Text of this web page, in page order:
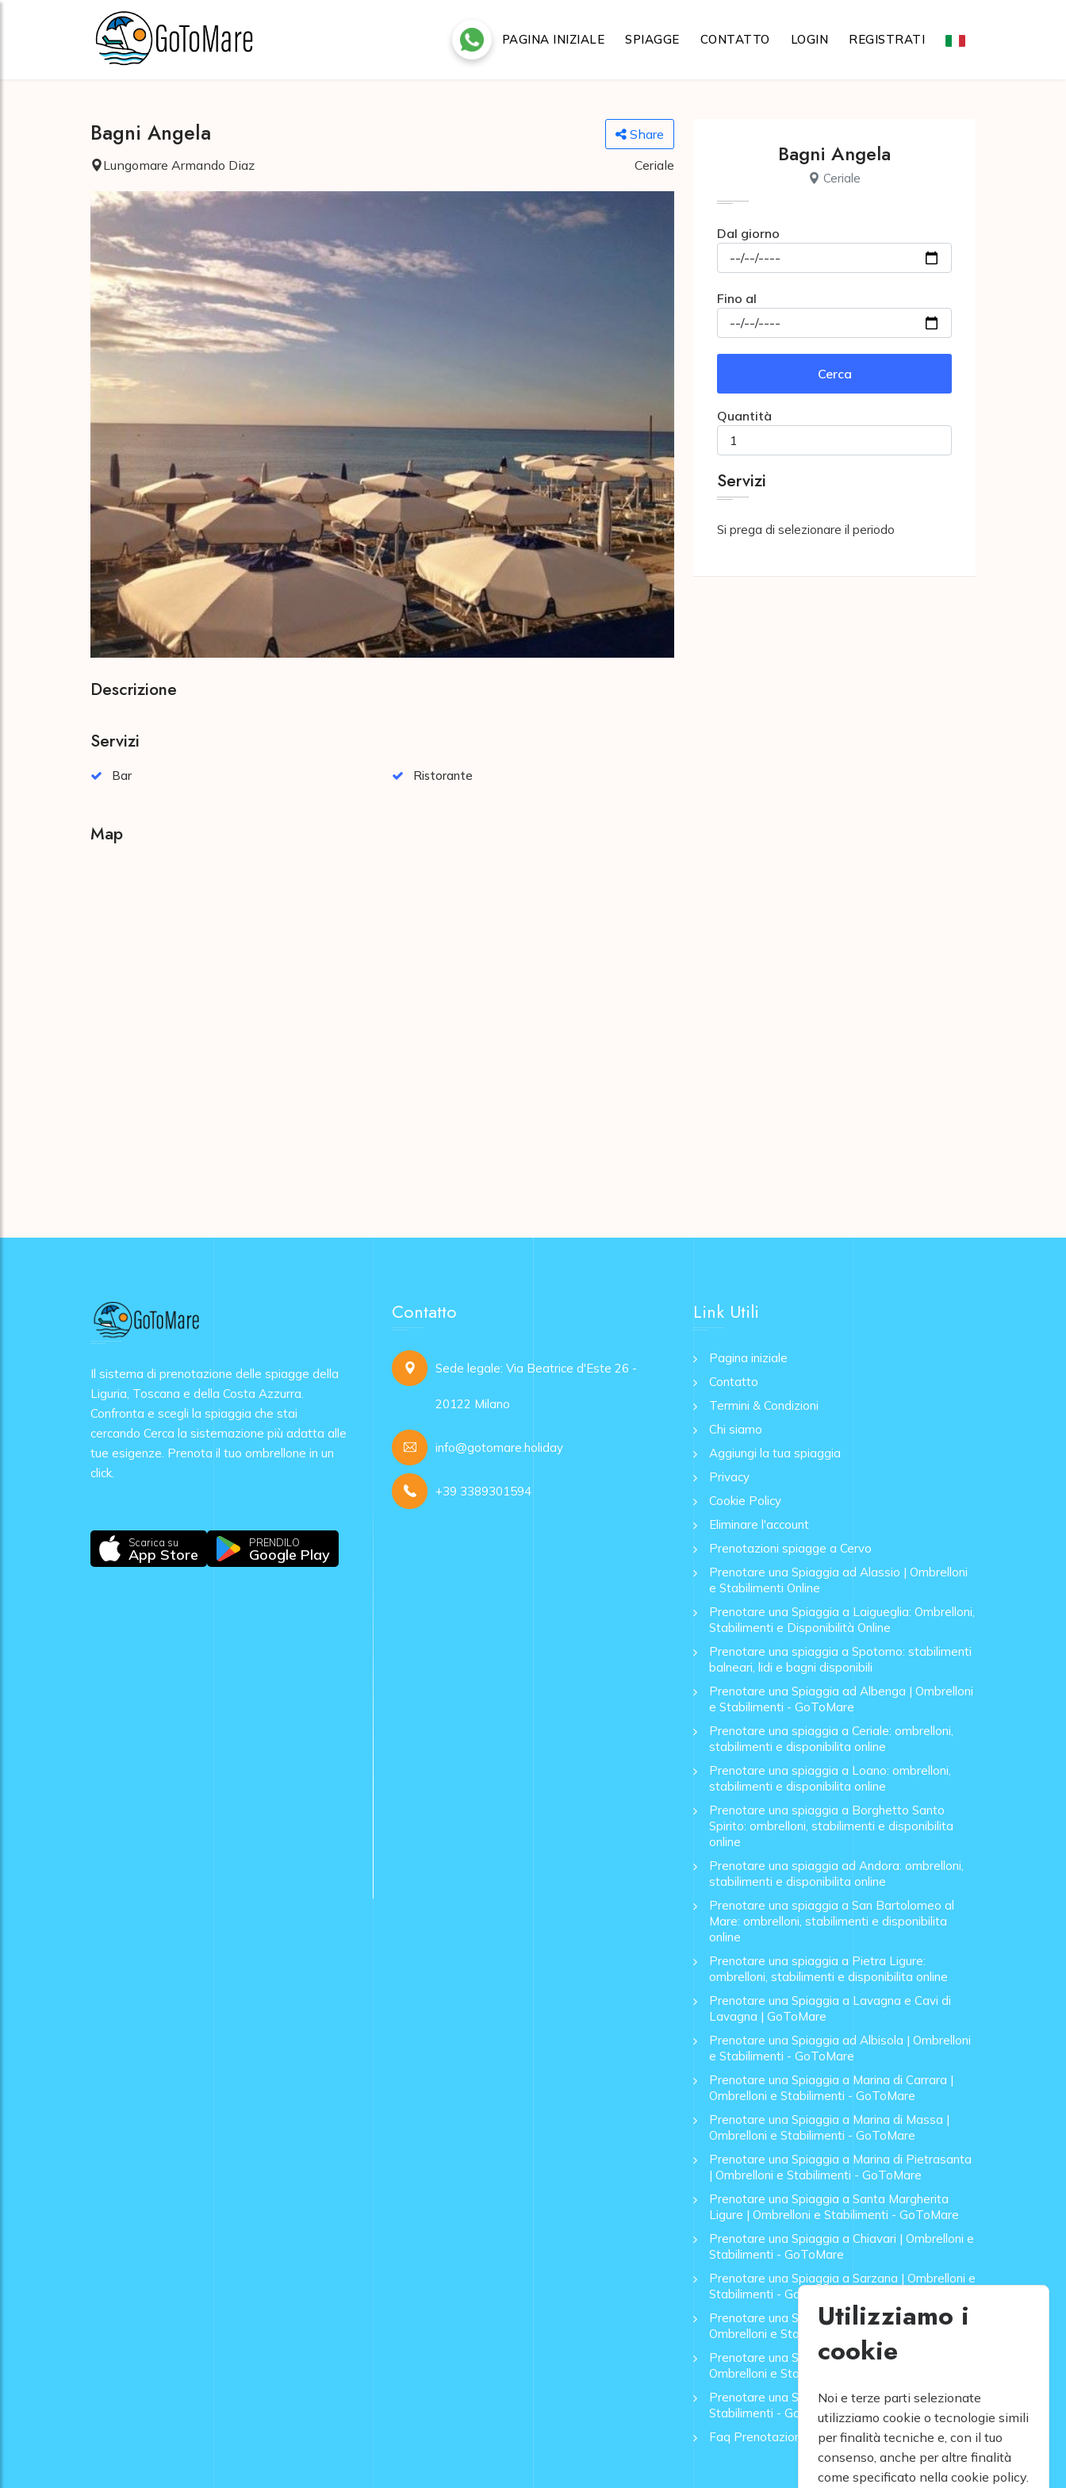
PAGINA INIZIALE SPIAGGE CONTATTO LOGIN REGISTRATI
Bagni Angela
Share
Lungomare Armando Diaz
Ceriale Bagni Angela
Ceriale
Dal giorno
Fino al
Cerca
Quantità
Servizi
Si prega di selezionare il periodo
Descrizione
Servizi
Bar Ristorante
Map
Il sistema di prenotazione delle spiagge della
Liguria, Toscana e della Costa Azzurra.
Confronta e scegli la spiaggia che stai
cercando Cerca la sistemazione più adatta alle
tue esigenze. Prenota il tuo ombrellone in un
click.
Scarica su
App Store
PRENDILO
Google Play
Contatto
Sede legale: Via Beatrice d'Este 26 -
20122 Milano
info@gotomare.holiday
+39 3389301594
Link Utili
Pagina iniziale
Contatto
Termini & Condizioni
Chi siamo
Aggiungi la tua spiaggia
Privacy
Cookie Policy
Eliminare l'account
Prenotazioni spiagge a Cervo
Prenotare una Spiaggia ad Alassio | Ombrelloni
e Stabilimenti Online
Prenotare una Spiaggia a Laigueglia: Ombrelloni,
Stabilimenti e Disponibilità Online
Prenotare una spiaggia a Spotorno: stabilimenti
balneari, lidi e bagni disponibili
Prenotare una Spiaggia ad Albenga | Ombrelloni
e Stabilimenti - GoToMare
Prenotare una spiaggia a Ceriale: ombrelloni,
stabilimenti e disponibilita online
Prenotare una spiaggia a Loano: ombrelloni,
stabilimenti e disponibilita online
Prenotare una spiaggia a Borghetto Santo
Spirito: ombrelloni, stabilimenti e disponibilita
online
Prenotare una spiaggia ad Andora: ombrelloni,
stabilimenti e disponibilita online
Prenotare una spiaggia a San Bartolomeo al
Mare: ombrelloni, stabilimenti e disponibilita
online
Prenotare una spiaggia a Pietra Ligure:
ombrelloni, stabilimenti e disponibilita online
Prenotare una Spiaggia a Lavagna e Cavi di
Lavagna | GoToMare
Prenotare una Spiaggia ad Albisola | Ombrelloni
e Stabilimenti - GoToMare
Prenotare una Spiaggia a Marina di Carrara |
Ombrelloni e Stabilimenti - GoToMare
Prenotare una Spiaggia a Marina di Massa |
Ombrelloni e Stabilimenti - GoToMare
Prenotare una Spiaggia a Marina di Pietrasanta
| Ombrelloni e Stabilimenti - GoToMare
Prenotare una Spiaggia a Santa Margherita
Ligure | Ombrelloni e Stabilimenti - GoToMare
Prenotare una Spiaggia a Chiavari | Ombrelloni e
Stabilimenti - GoToMare
Prenotare una Spiaggia a Sarzana | Ombrelloni e
Stabilimenti - GoToMare
Prenotare una Spiaggia a Forte dei Marmi |
Ombrelloni e Stabilimenti - GoToMare
Prenotare una Spiaggia a Lido di Camaiore |
Ombrelloni e Stabilimenti - GoToMare
Prenotare una Spiaggia a Rapallo | Ombrelloni e
Stabilimenti - GoToMare
Faq Prenotazione Spiagge
Utilizziamo i
cookie
Noi e terze parti selezionate
utilizziamo cookie o tecnologie simili
per finalità tecniche e, con il tuo
consenso, anche per altre finalità
come specificato nella cookie policy.